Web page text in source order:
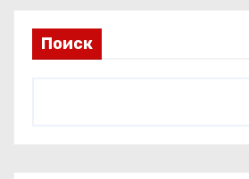
Поиск